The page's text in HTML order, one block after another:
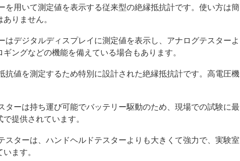
用いて測定値を表示する従来型の絶縁抵抗計です。使い方は簡
りません。
デジタルディスプレイに測定値を表示し、アナログテスターよ
ングなどの機能を備えている場合もあります。
値を測定するため特別に設計された絶縁抵抗計です。高電圧機
ーは持ち運び可能でバッテリー駆動のため、現場での試験に最
提供されています。
ターは、ハンドヘルドテスターよりも大きくて強力で、実験室
ます。